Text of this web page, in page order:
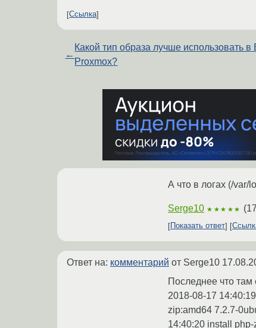
Ссылка
←
Какой тип образа лучше использовать в
Proxmox?
А что в логах (/var/
Serge10 ★★★★★ (
Показать ответ
Ответ на: комментарий от Serge10
Последнее что там
2018-08-17
zip:amd64 7.2.7-
14:40:20 install